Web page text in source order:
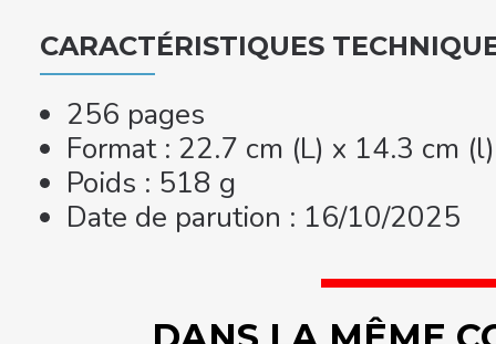
CARACTÉRISTIQUES
256 pages
Format : 22.7 cm (L) x 14.3 cm
Poids : 518 g
Date de parution : 16/10/2025